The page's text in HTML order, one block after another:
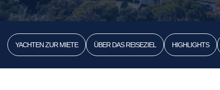
YACHTEN ZUR MIETE ÜBER DAS REISEZIEL HIGHLIGHTS